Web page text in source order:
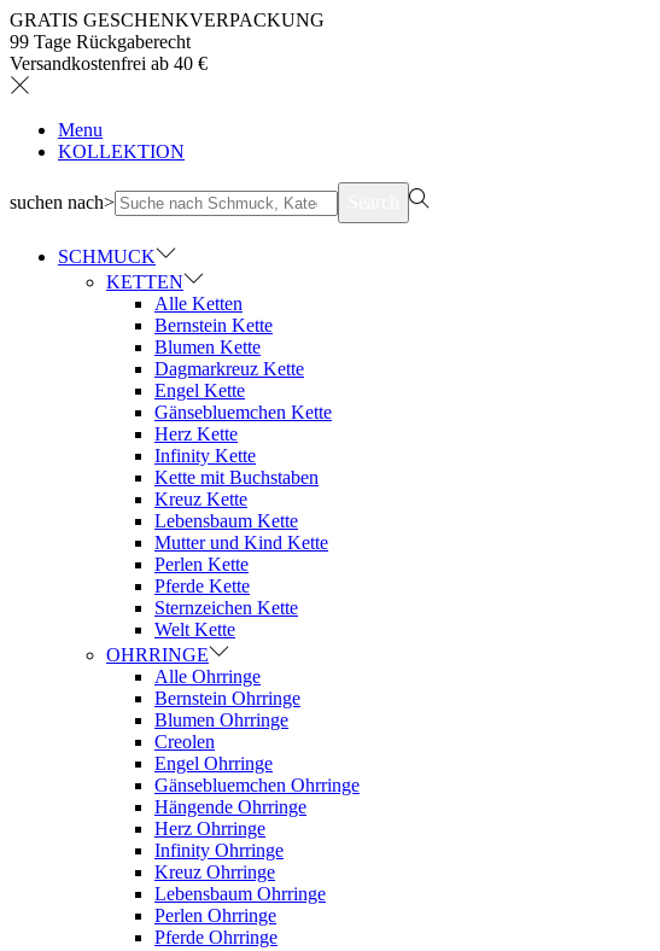
GRATIS GESCHENKVERPACKUNG
99 Tage Rückgaberecht
Versandkostenfrei ab 40 €
Menu
KOLLEKTION
suchen nach>
SCHMUCK
KETTEN
Alle Ketten
Bernstein Kette
Blumen Kette
Dagmarkreuz Kette
Engel Kette
Gänsebluemchen Kette
Herz Kette
Infinity Kette
Kette mit Buchstaben
Kreuz Kette
Lebensbaum Kette
Mutter und Kind Kette
Perlen Kette
Pferde Kette
Sternzeichen Kette
Welt Kette
OHRRINGE
Alle Ohrringe
Bernstein Ohrringe
Blumen Ohrringe
Creolen
Engel Ohrringe
Gänsebluemchen Ohrringe
Hängende Ohrringe
Herz Ohrringe
Infinity Ohrringe
Kreuz Ohrringe
Lebensbaum Ohrringe
Perlen Ohrringe
Pferde Ohrringe